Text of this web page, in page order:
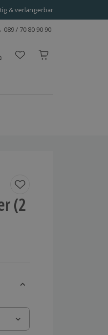
& verlängerbar
089 / 70 80 90 90
(2